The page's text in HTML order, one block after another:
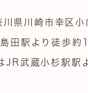
県川崎市幸区小
田駅より徒歩約
JR武蔵小杉駅駅